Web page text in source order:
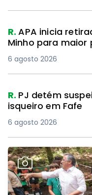
R.APA inicia
Minho para
6 agosto 2026
R. PJ detém
isqueiro em Fafe
6 agosto 2026